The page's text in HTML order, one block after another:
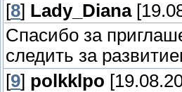
[8] Lady_Diana
Спасибо за
следить за
[9] polkklpo